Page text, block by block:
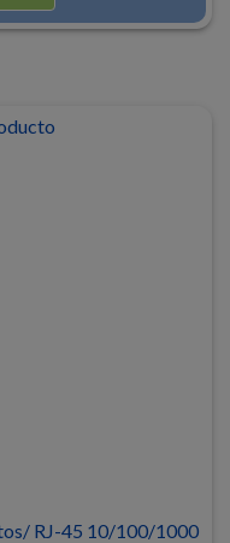
RJ-45 10/100/1000